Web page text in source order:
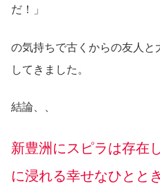
だ！」
の気持ちで古くからの友人と
してきました。
結論、、
新豊洲にスピラは存在
に浸れる幸せなひとと